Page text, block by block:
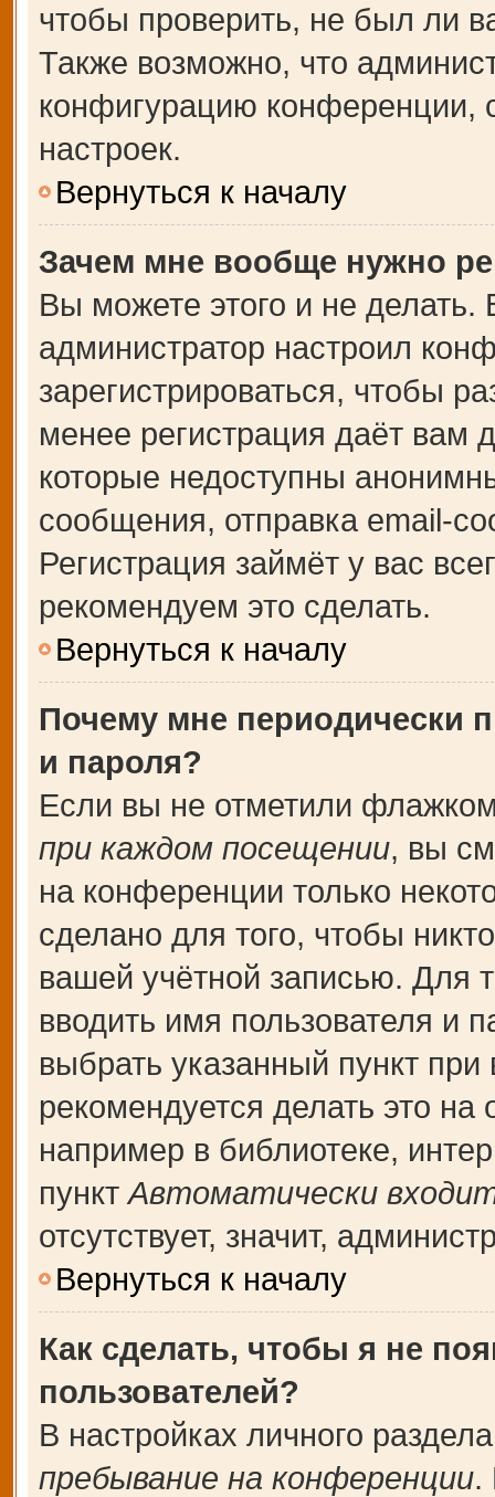
чтобы проверить, не был ли
Также возможно, что
конфигурацию конференции,
настроек.
Вернуться к началу
Зачем мне вообще нужно
Вы можете этого и не делать.
администратор настроил
зарегистрироваться, чтобы
менее регистрация даёт вам
которые недоступны
сообщения, отправка email-
Регистрация займёт у вас
рекомендуем это сделать.
Вернуться к началу
Почему мне периодически
и пароля?
Если вы не отметили
при каждом посещении, вы
на конференции только
сделано для того, чтобы
вашей учётной записью. Для
вводить имя пользователя и
выбрать указанный пункт
рекомендуется делать это
например в библиотеке,
пунктАвтоматически
отсутствует, значит,
Вернуться к началу
Как сделать, чтобы я не
пользователей?
В настройках личного
пребывание на конференции.